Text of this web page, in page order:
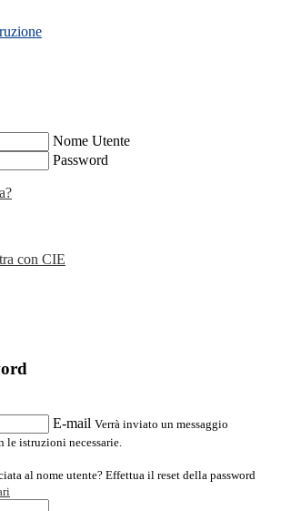
Nome Utente
Password
con CIE
E-mail Verrà inviato un messaggio
istruzioni necessarie.
al nome utente? Effettua il reset della password